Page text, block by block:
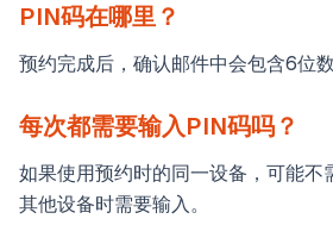
PIN码在哪里？
预约完成后，确认邮件中会包含6位
每次都需要输入PIN码吗？
如果使用预约时的同一设备，可能不
其他设备时需要输入。